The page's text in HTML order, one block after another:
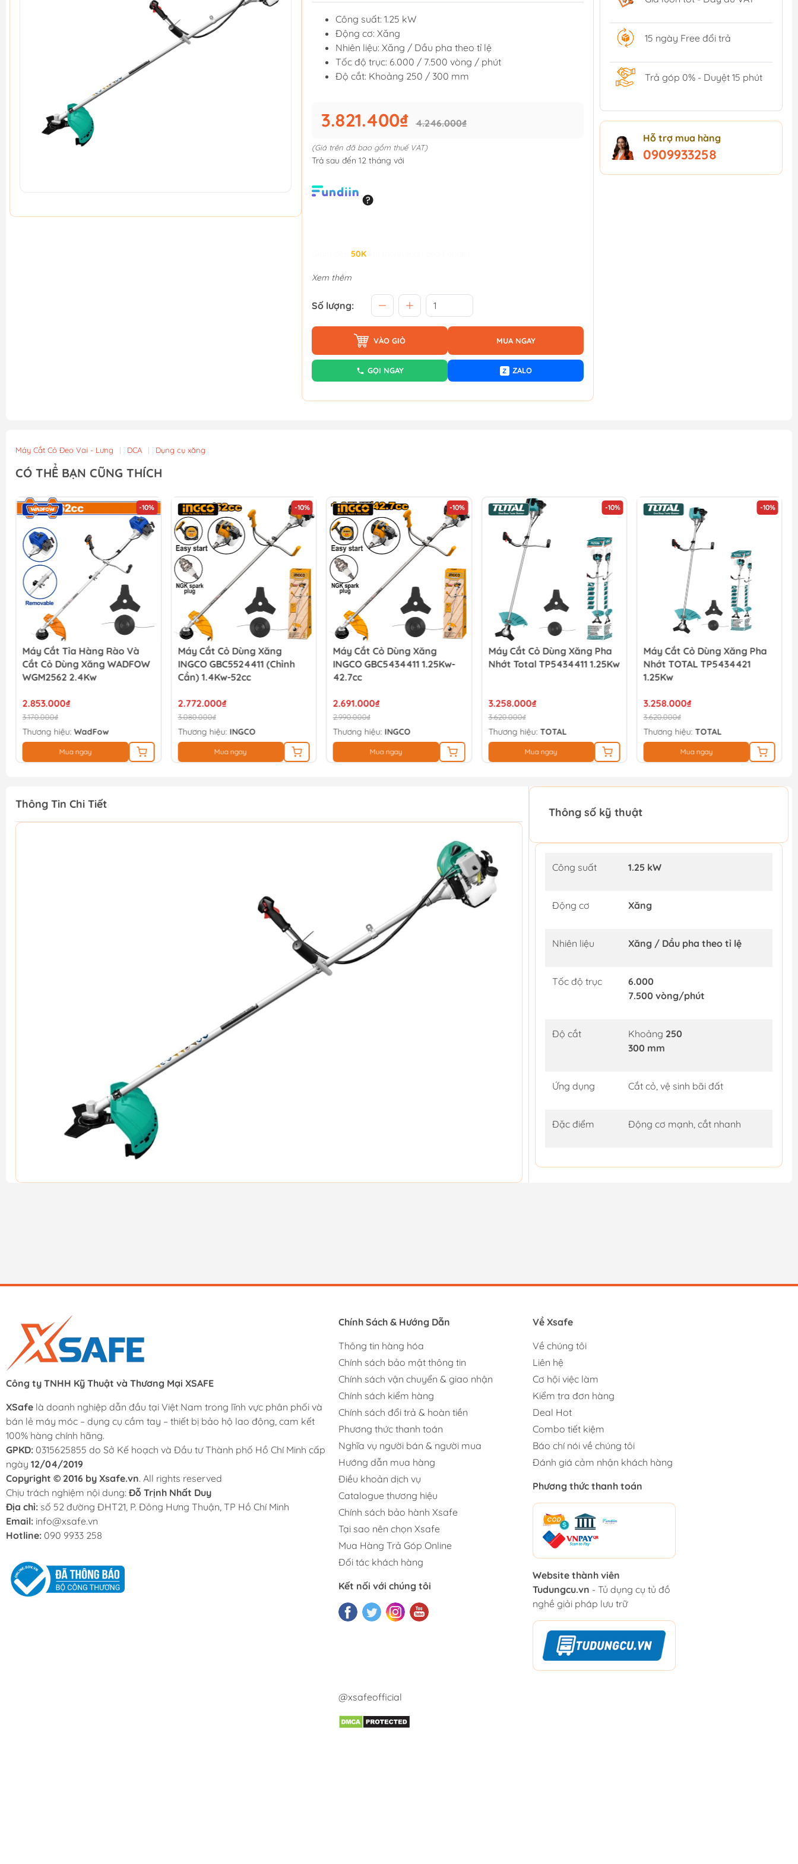
Công suất: 1.25 kW
Động cơ: Xăng
Nhiên liệu: Xăng / Dầu pha theo tỉ lệ
Tốc độ trục: 6.000 / 7.500 vòng / phút
Độ cắt: Khoảng 250 / 300 mm
3.821.400₫ 4.246.000₫
(Giá trên đã bao gồm thuế VAT)
Trả sau đến 12 tháng với
50K
Xem thêm
Số lượng:
VÀO GIỎ MUA NGAY
GỌI NGAY Z ZALO
15 ngày Free đổi trả
Trả góp 0% - Duyệt 15 phút
Hỗ trợ mua hàng
0909933258
Máy Cắt Cỏ Đeo Vai - Lưng | DCA | Dụng cụ xăng
CÓ THỂ BẠN CŨNG THÍCH
-10%
Máy Cắt Tỉa Hàng Rào Và
Cắt Cỏ Dùng Xăng WADFOW
WGM2562 2.4Kw
2.853.000₫
3.170.000₫
Thương hiệu:WadFow
Mua ngay
-10%
Máy Cắt Cỏ Dùng Xăng
INGCO GBC5524411 (chỉnh
Cần) 1.4Kw-52cc
2.772.000₫
3.080.000₫
Thương hiệu: INGCO
Mua ngay
-10%
Máy Cắt Cỏ Dùng Xăng
INGCO GBC5434411 1.25Kw-
42.7cc
2.691.000₫
2.990.000₫
Thương hiệu: INGCO
Mua ngay
-10%
Máy Cắt Cỏ Dùng Xăng Pha
Nhớt Total TP5434411 1.25Kw
3.258.000₫
3.620.000₫
Thương hiệu: TOTAL
Mua ngay
-10%
Máy Cắt Cỏ Dùng Xăng Pha
Nhớt TOTAL TP5434421
1.25Kw
3.258.000₫
3.620.000₫
Thương hiệu: TOTAL
Mua ngay
Thông Tin Chi Tiết
Thông số kỹ thuật
Công suất 1.25 kW
Động cơ Xăng
Nhiên liệu Xăng / Dầu pha theo tỉ lệ
Tốc độ trục
6.000
7.500 vòng/phút
Độ cắt Khoảng 250
300 mm
Ứng dụng Cắt cỏ, vệ sinh bãi đất
Đặc điểm Động cơ mạnh, cắt nhanh
Công ty TNHH Kỹ Thuật và Thương Mại XSAFE
XSafe là doanh nghiệp dẫn đầu tại Việt Nam trong lĩnh vực phân phối và
bán lẻ máy móc – dụng cụ cầm tay – thiết bị bảo hộ lao động, cam kết
100% hàng chính hãng.
GPKD: 0315625855 do Sở Kế hoạch và Đầu tư Thành phố Hồ Chí Minh cấp
ngày 12/04/2019
Copyright © 2016 by Xsafe.vn. All rights reserved
Chịu trách nghiệm nội dung: Đỗ Trịnh Nhất Duy
Địa chỉ: số 52 đường ĐHT21, P. Đông Hưng Thuận, TP Hồ Chí Minh
Email: info@xsafe.vn
Hotline: 090 9933 258
Chính Sách & Hướng Dẫn
Thông tin hàng hóa
Chính sách bảo mật thông tin
Chính sách vận chuyển & giao nhận
Chính sách kiểm hàng
Chính sách đổi trả & hoàn tiền
Phương thức thanh toán
Nghĩa vụ người bán & người mua
Hướng dẫn mua hàng
Điều khoản dịch vụ
Catalogue thương hiệu
Chính sách bảo hành Xsafe
Tại sao nên chọn Xsafe
Mua Hàng Trả Góp Online
Đối tác khách hàng
Kết nối với chúng tôi
Về Xsafe
Về chúng tôi
Liên hệ
Cơ hội việc làm
Kiểm tra đơn hàng
Deal Hot
Combo tiết kiệm
Báo chí nói về chúng tôi
Đánh giá cảm nhận khách hàng
Phương thức thanh toán
Website thành viên
Tudungcu.vn - Tủ dụng cụ tủ đồ
nghề giải pháp lưu trữ
@xsafeofficial